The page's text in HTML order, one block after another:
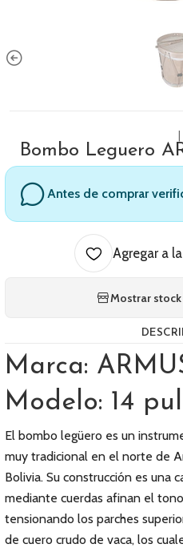
Bombo Leguero
Antes de comprar
Agregar a
Mostrar
Marca:
Modelo: 14
El bombo legüero es un
muy tradicional en el norte de
Bolivia. Su construcción es una
mediante cuerdas afinan el
tensionando los parches
de cuero crudo de vaca, los